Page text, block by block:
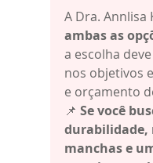
A Dra. Annlisa
ambas as
a escolha
nos objetivos
e orçamento
📌 Se você
durabilidade,
manchas e